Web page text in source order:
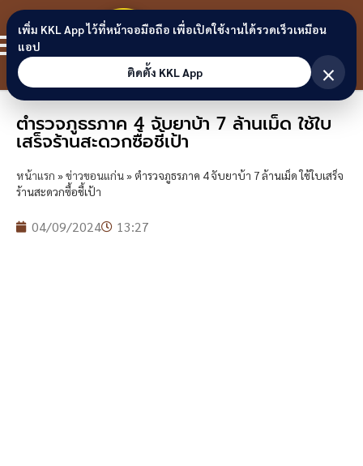
Skip to content
ขอนแก่น
ลิงก์
ตำรวจภูธรภาค 4 จับยาบ้า 7 ล้านเม็ด ใช้ใบ
เสร็จร้านสะดวกซื้อชี้เป้า
หน้าแรก »ข่าวขอนแก่น»ตำรวจภูธรภาค 4 จับยาบ้า 7 ล้านเม็ด ใช้ใบเสร็จ
ร้านสะดวกซื้อชี้เป้า
04/09/2024 13:27
เพิ่ม KKL App ไว้ที่หน้าจอมือถือ เพื่อเปิดใช้งานได้รวดเร็วเหมือน
แอป
ติดตั้ง KKL App
×